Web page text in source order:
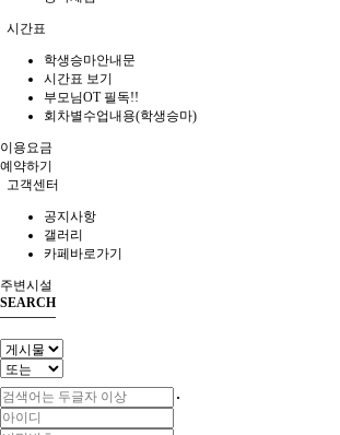
시간표
학생승마안내문
시간표 보기
부모님OT 필독!!
회차별수업내용(학생승마)
이용요금
예약하기
고객센터
공지사항
갤러리
카페바로가기
주변시설
SEARCH